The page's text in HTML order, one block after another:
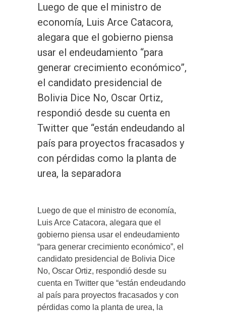
Luego de que el ministro de
economía, Luis Arce Catacora,
alegara que el gobierno piensa
usar el endeudamiento “para
generar crecimiento económico”,
el candidato presidencial de
Bolivia Dice No, Oscar Ortiz,
respondió desde su cuenta en
Twitter que “están endeudando al
país para proyectos fracasados y
con pérdidas como la planta de
urea, la separadora
Luego de que el ministro de economía,
Luis Arce Catacora, alegara que el
gobierno piensa usar el endeudamiento
“para generar crecimiento económico”, el
candidato presidencial de Bolivia Dice
No, Oscar Ortiz, respondió desde su
cuenta en Twitter que “están endeudando
al país para proyectos fracasados y con
pérdidas como la planta de urea, la